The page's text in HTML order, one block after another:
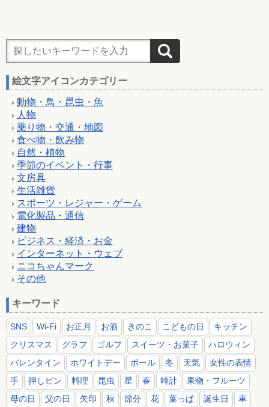
絵文字アイコンカテゴリー
動物・鳥・昆虫・魚
人物
乗り物・交通・地図
食べ物・飲み物
自然・植物
季節のイベント・行事
文房具
生活雑貨
スポーツ・レジャー・ゲーム
電化製品・通信
建物
ビジネス・経済・お金
インターネット・ウェブ
ニコちゃんマーク
その他
キーワード
SNS Wi-Fi お正月 お酒 きのこ こどもの日
キッチン
クリスマス
グラフ ゴルフ スイーツ・お菓子
ハロウィン
バレンタイン
ホワイトデー ボール 冬 天気
女性の表情
手
押しピン 料理 昆虫 星 春 時計
果物・フルーツ
母の日
父の日 矢印 秋 節分 花 葉っぱ 誕生日 車